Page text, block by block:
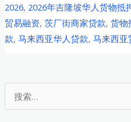
索
隆
坡
华
家
2026, 2026年吉隆坡华人货物抵
贸易融资, 茨厂街商家贷款, 货物
款, 马来西亚华人贷款, 马来西亚